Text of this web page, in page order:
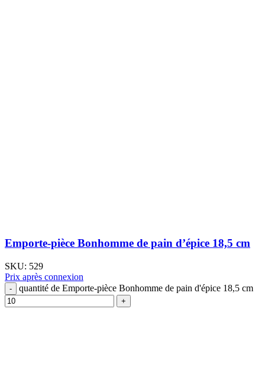
Emporte-pièce Bonhomme de pain d’épice 18,5 cm
SKU: 529
Prix après connexion
quantité de Emporte-pièce Bonhomme de pain d'épice 18,5 cm